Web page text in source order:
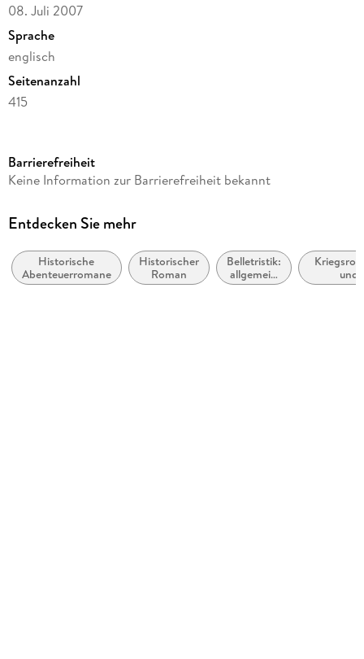
08. Juli 2007
Sprache
englisch
Seitenanzahl
415
Autor/Autorin
Verlag/Hersteller
Produktart
kartoniert
Barrierefreiheit
Keine Information zur Barrierefreiheit bekannt
Entdecken Sie mehr
Historische
Abenteuerromane
Historischer
Roman
Belletristik:
allgemein
und
und